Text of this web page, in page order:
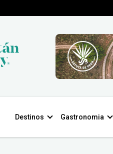
Destinos Gastronomia